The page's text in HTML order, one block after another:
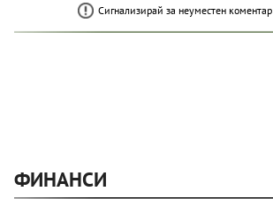
Сигнализирай за неуместен коментар
ФИНАНСИ